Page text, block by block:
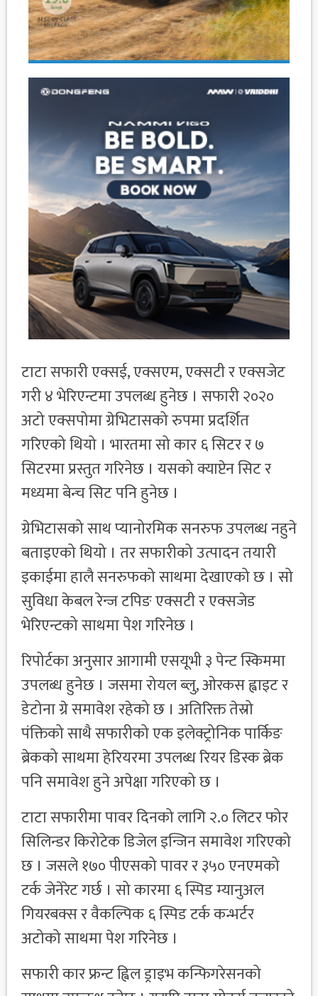
टाटा सफारी एक्सई, एक्सएम, एक्सटी र एक्सजेट
गरी ४ भेरिएन्टमा उपलब्ध हुनेछ । सफारी २०२०
अटो एक्सपोमा ग्रेभिटासको रुपमा प्रदर्शित
गरिएको थियो । भारतमा सो कार ६ सिटर र ७
सिटरमा प्रस्तुत गरिनेछ । यसको क्याप्टेन सिट र
मध्यमा बेन्च सिट पनि हुनेछ ।
ग्रेभिटासको साथ प्यानोरमिक सनरुफ उपलब्ध नहुने
बताइएको थियो । तर सफारीको उत्पादन तयारी
इकाईमा हालै सनरुफको साथमा देखाएको छ । सो
सुविधा केबल रेन्ज टपिङ एक्सटी र एक्सजेड
भेरिएन्टको साथमा पेश गरिनेछ ।
रिपोर्टका अनुसार आगामी एसयूभी ३ पेन्ट स्किममा
उपलब्ध हुनेछ । जसमा रोयल ब्लु, ओरकस ह्वाइट र
डेटोना ग्रे समावेश रहेको छ । अतिरिक्त तेस्रो
पंक्तिको साथै सफारीको एक इलेक्ट्रोनिक पार्किङ
ब्रेकको साथमा हेरियरमा उपलब्ध रियर डिस्क ब्रेक
पनि समावेश हुने अपेक्षा गरिएको छ ।
टाटा सफारीमा पावर दिनको लागि २.० लिटर फोर
सिलिन्डर किरोटेक डिजेल इन्जिन समावेश गरिएको
छ । जसले १७० पीएसको पावर र ३५० एनएमको
टर्क जेनेरेट गर्छ । सो कारमा ६ स्पिड म्यानुअल
गियरबक्स र वैकल्पिक ६ स्पिड टर्क कन्भर्टर
अटोको साथमा पेश गरिनेछ ।
सफारी कार फ्रन्ट ह्विल ड्राइभ कन्फिगरेसनको